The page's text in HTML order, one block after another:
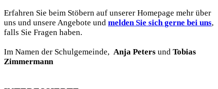
Erfahren Sie beim Stöbern auf unserer Homepage mehr über
uns und unsere Angebote und melden Sie sich gerne bei uns,
falls Sie Fragen haben.
Im Namen der Schulgemeinde, Anja Peters und Tobias
Zimmermann